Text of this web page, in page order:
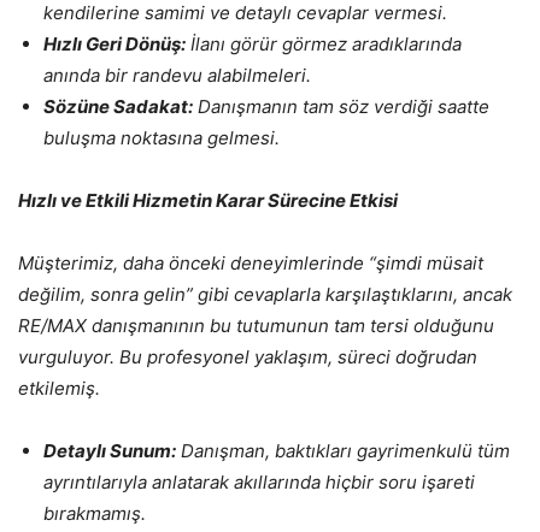
kendilerine samimi ve detaylı cevaplar vermesi.
Hızlı Geri Dönüş: İlanı görür görmez aradıklarında
anında bir randevu alabilmeleri.
Sözüne Sadakat: Danışmanın tam söz verdiği saatte
buluşma noktasına gelmesi.
Hızlı ve Etkili Hizmetin Karar Sürecine Etkisi
Müşterimiz, daha önceki deneyimlerinde “şimdi müsait
değilim, sonra gelin” gibi cevaplarla karşılaştıklarını, ancak
RE/MAX danışmanının bu tutumunun tam tersi olduğunu
vurguluyor. Bu profesyonel yaklaşım, süreci doğrudan
etkilemiş.
Detaylı Sunum: Danışman, baktıkları gayrimenkulü tüm
ayrıntılarıyla anlatarak akıllarında hiçbir soru işareti
bırakmamış.